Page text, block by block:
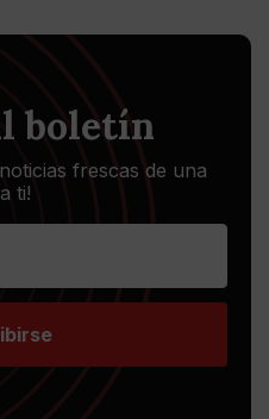
boletín
frescas de una
ti!